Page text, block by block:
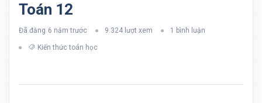
Toán 12
Đã đăng 6 năm trước 9.324 lượt xem 1 bình luận
Kiến thức toán học